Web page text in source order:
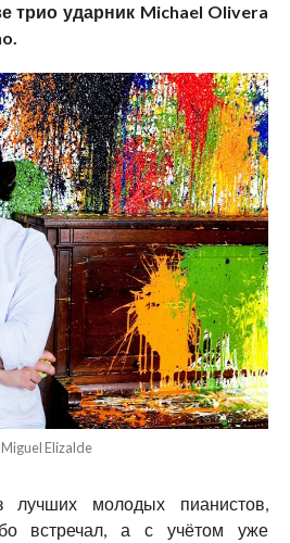
трио ударник Michael Olivera
Elizalde
лучших молодых пианистов,
встречал, а с учётом уже